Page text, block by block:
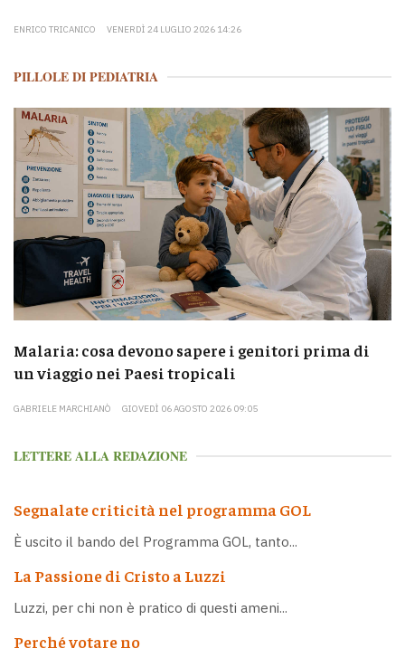
ENRICO TRICANICO VENERDÌ 24 LUGLIO 2026 14:26
PILLOLE DI PEDIATRIA
Malaria: cosa devono sapere i genitori prima di
un viaggio nei Paesi tropicali
GABRIELE MARCHIANÒ GIOVEDÌ 06 AGOSTO 2026 09:05
LETTERE ALLA REDAZIONE
Segnalate criticità nel programma GOL
È uscito il bando del Programma GOL, tanto...
La Passione di Cristo a Luzzi
Luzzi, per chi non è pratico di questi ameni...
Perché votare no